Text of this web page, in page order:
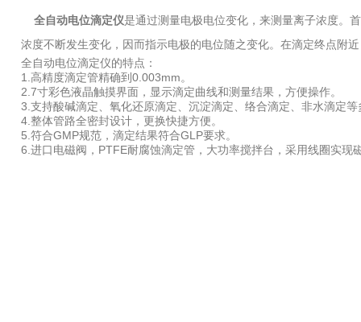
全自动电位滴定仪是通过测量电极电位变化，来测量离子浓度。
浓度不断发生变化，因而指示电极的电位随之变化。在滴定终点附
全自动电位滴定仪的特点：
1.高精度滴定管精确到0.003mm。
2.7寸彩色液晶触摸界面，显示滴定曲线和测量结果，方便操作。
3.支持酸碱滴定、氧化还原滴定、沉淀滴定、络合滴定、非水滴定
4.整体管路全密封设计，更换快捷方便。
5.符合GMP规范，滴定结果符合GLP要求。
6.进口电磁阀，PTFE耐腐蚀滴定管，大功率搅拌台，采用线圈实现